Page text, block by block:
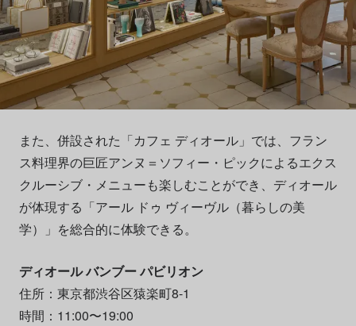
また、併設された「カフェ ディオール」では、フラン
ス料理界の巨匠アンヌ＝ソフィー・ピックによるエクス
クルーシブ・メニューも楽しむことができ、ディオール
が体現する「アール ドゥ ヴィーヴル（暮らしの美
学）」を総合的に体験できる。
ディオール バンブー パビリオン
住所：東京都渋谷区猿楽町8-1
時間：11:00〜19:00